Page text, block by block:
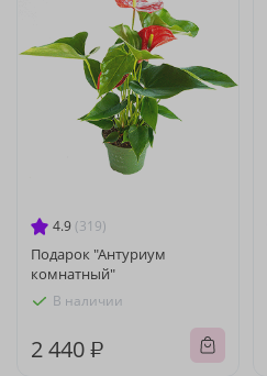
4.9 (319)
Подарок "Антуриум
комнатный"
В наличии
2 440 ₽